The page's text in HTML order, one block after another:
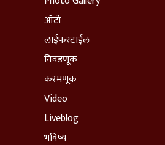
ऑटो
लाईफस्टाईल
निवडणूक
करमणूक
Video
Liveblog
भविष्य